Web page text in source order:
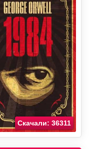
Скачали: 36311